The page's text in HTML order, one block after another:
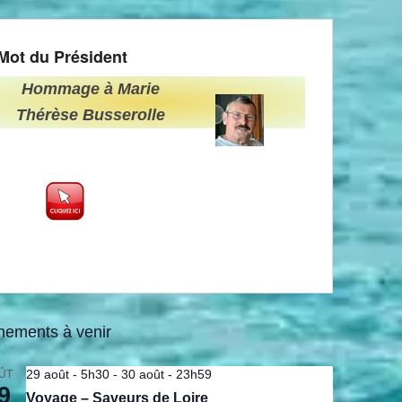
du Président
Hommage à Marie
Thérèse Busserolle
à venir
29 août - 5h30 - 30 août - 23h59
Voyage – Saveurs de Loire